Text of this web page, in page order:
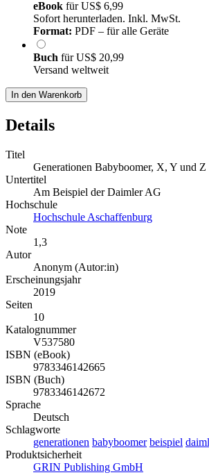
eBook fürUS$ 6,99
Sofort herunterladen. Inkl. MwSt.
Format: PDF – für alle Geräte
Buch fürUS$ 20,99
Versand weltweit
In den Warenkorb
Details
Titel
Generationen Babyboomer, X, Y und Z
Untertitel
Am Beispiel der Daimler AG
Hochschule
Hochschule Aschaffenburg
Note
1,3
Autor
Anonym (Autor:in)
Erscheinungsjahr
2019
Seiten
10
Katalognummer
V537580
ISBN (eBook)
9783346142665
ISBN (Buch)
9783346142672
Sprache
Deutsch
Schlagworte
generationen babyboomer beispiel
Produktsicherheit
GRIN Publishing GmbH